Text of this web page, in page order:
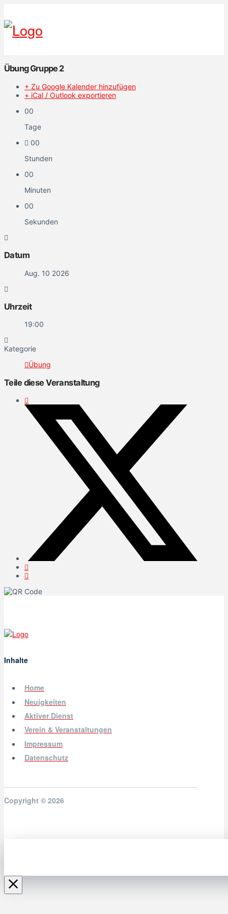
Übung Gruppe 2
+ Zu Google Kalender hinzufügen
+ iCal / Outlook exportieren
00
Tage
00
Stunden
00
Minuten
00
Sekunden
Datum
Aug. 10 2026
Uhrzeit
19:00
Kategorie
Übung
Teile diese Veranstaltung
Inhalte
Home
Neuigkeiten
Aktiver Dienst
Verein & Veranstaltungen
Impressum
Datenschutz
Copyright © 2026